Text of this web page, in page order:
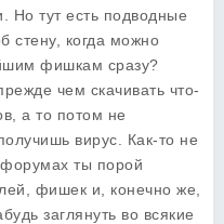
Но тут есть подводные
стену, когда можно
фишкам сразу?
чем скачивать что-
а то потом не
вирус. Как-то не
ты порой
фишек и, конечно же,
заглянуть во всякие